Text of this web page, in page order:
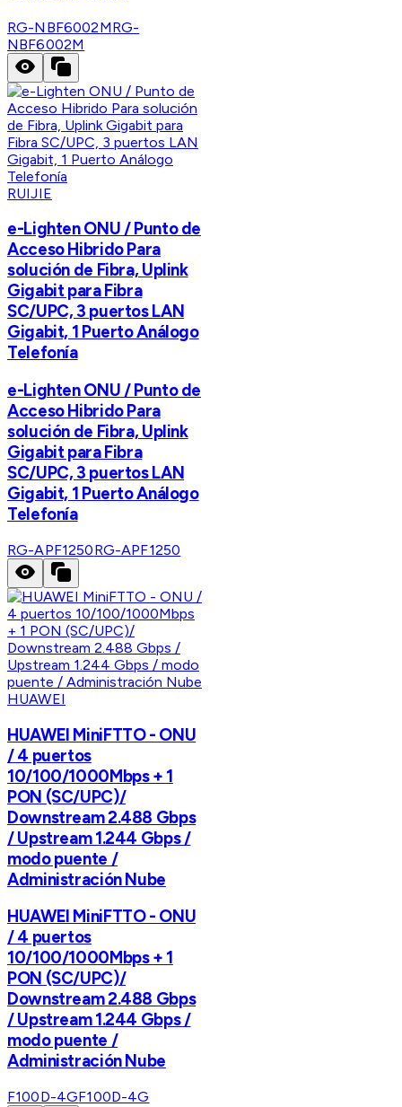
RG-NBF6002MRG-
NBF6002M
RUIJIE
e-Lighten ONU / Punto de
Acceso Hibrido Para
solución de Fibra, Uplink
Gigabit para Fibra
SC/UPC, 3 puertos LAN
Gigabit, 1 Puerto Análogo
Telefonía
e-Lighten ONU / Punto de
Acceso Hibrido Para
solución de Fibra, Uplink
Gigabit para Fibra
SC/UPC, 3 puertos LAN
Gigabit, 1 Puerto Análogo
Telefonía
RG-APF1250RG-APF1250
HUAWEI
HUAWEI MiniFTTO - ONU
/ 4 puertos
10/100/1000Mbps + 1
PON (SC/UPC)/
Downstream 2.488 Gbps
/ Upstream 1.244 Gbps /
modo puente /
Administración Nube
HUAWEI MiniFTTO - ONU
/ 4 puertos
10/100/1000Mbps + 1
PON (SC/UPC)/
Downstream 2.488 Gbps
/ Upstream 1.244 Gbps /
modo puente /
Administración Nube
F100D-4GF100D-4G